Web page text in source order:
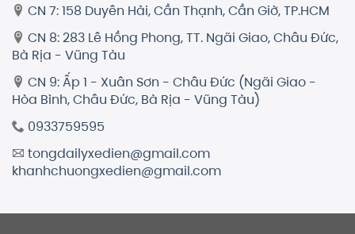
CN 7: 158 Duyên Hải, Cần Thạnh, Cần Giờ, TP.HCM
CN 8: 283 Lê Hồng Phong, TT. Ngãi Giao, Châu Đức,
Bà Rịa - Vũng Tàu
CN 9: Ấp 1 - Xuân Sơn - Châu Đức (Ngãi Giao -
Hòa Bình, Châu Đức, Bà Rịa - Vũng Tàu)
0933759595
tongdailyxedien@gmail.com
khanhchuongxedien@gmail.com